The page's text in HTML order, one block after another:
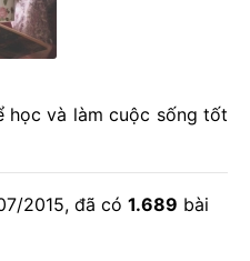
học và làm cuộc sống tốt
2015, đã có 1.689 bài